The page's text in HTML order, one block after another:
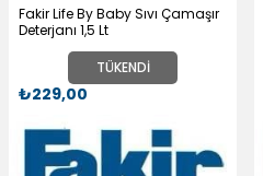
TÜKENDI
Fakir Life By Baby Sıvı Çamaşır
Deterjanı 1,5 Lt
₺229,00